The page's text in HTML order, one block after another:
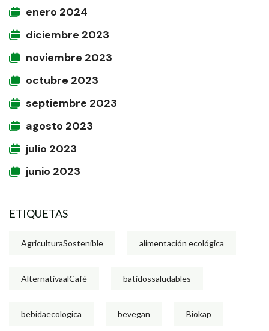
enero 2024
diciembre 2023
noviembre 2023
octubre 2023
septiembre 2023
agosto 2023
julio 2023
junio 2023
ETIQUETAS
AgriculturaSostenible alimentación ecológica
AlternativaalCafé batidossaludables
bebidaecologica bevegan Biokap